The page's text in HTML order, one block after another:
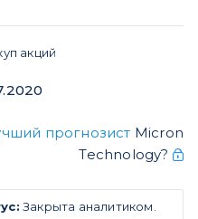
акций
прогнозист Micron
Technology?
Закрыта аналитиком.